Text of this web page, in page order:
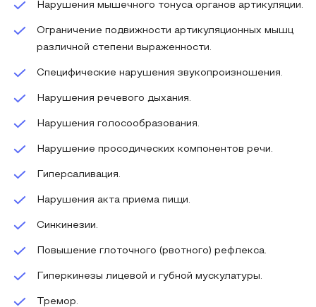
Нарушения мышечного тонуса органов артикуляции.
Ограничение подвижности артикуляционных мышц
различной степени выраженности.
Специфические нарушения звукопроизношения.
Нарушения речевого дыхания.
Нарушения голосообразования.
Нарушение просодических компонентов речи.
Гиперсаливация.
Нарушения акта приема пищи.
Синкинезии.
Повышение глоточного (рвотного) рефлекса.
Гиперкинезы лицевой и губной мускулатуры.
Тремор.